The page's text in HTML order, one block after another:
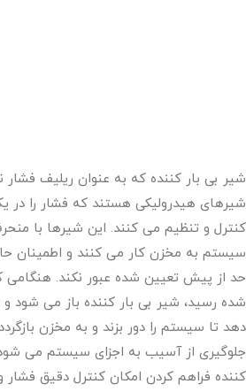
شیر بی بار کننده که به عنوان ریلیف
شیرهای هیدرولیکی هستند که فشار را
کنترل و تنظیم می کنند. این شیرها با
سیستم به مخزن کار می کنند و اطمینان
حد از پیش تعیین شده عبور نکند. هنگامی
شده رسید، شیر بی بار کننده باز می شود
دهد تا سیستم را دور بزند و به مخزن
جلوگیری از آسیب به اجزای سیستم می
کننده فراهم کردن امکان کنترل دقیق فشار